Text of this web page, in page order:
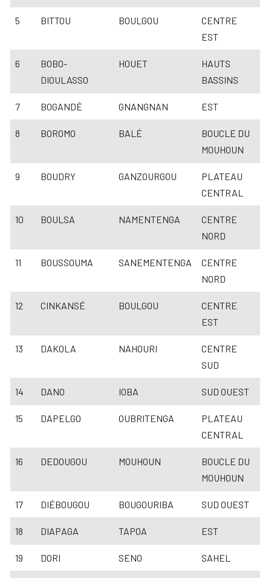
5 BITTOU BOULGOU
CENTRE
EST
6
BOBO-
DIOULASSO
HOUET
HAUTS
BASSINS
7 BOGANDÉ GNANGNAN EST
8 BOROMO BALÉ
BOUCLE DU
MOUHOUN
9 BOUDRY GANZOURGOU
PLATEAU
CENTRAL
10 BOULSA NAMENTENGA
CENTRE
NORD
11 BOUSSOUMA SANEMENTENGA
CENTRE
NORD
12 CINKANSÉ BOULGOU
CENTRE
EST
13 DAKOLA NAHOURI
CENTRE
SUD
14 DANO IOBA SUD OUEST
15 DAPELGO OUBRITENGA
PLATEAU
CENTRAL
16 DEDOUGOU MOUHOUN
BOUCLE DU
MOUHOUN
17 DIÉBOUGOU BOUGOURIBA SUD OUEST
18 DIAPAGA TAPOA EST
19 DORI SENO SAHEL